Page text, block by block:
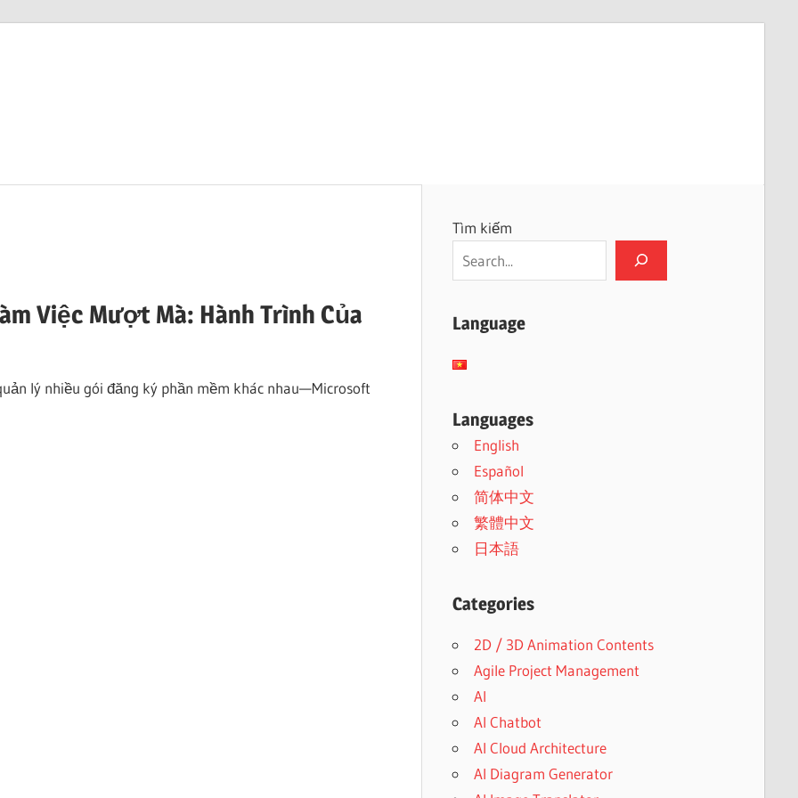
Việc Mượt Mà: Hành Trình Của
lý nhiều gói đăng ký phần mềm khác nhau—Microsoft
Tìm kiếm
Language
Languages
English
Español
简体中文
繁體中文
日本語
Categories
2D / 3D Animation Contents
Agile Project Management
AI
AI Chatbot
AI Cloud Architecture
AI Diagram Generator